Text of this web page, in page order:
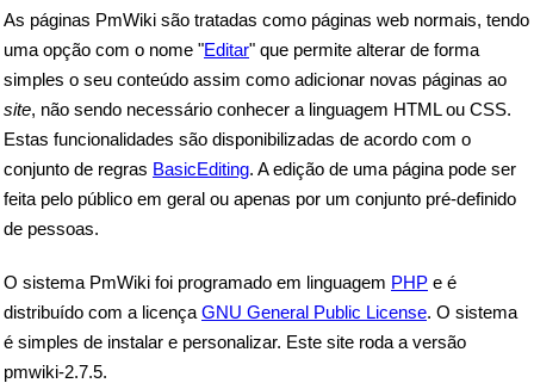
As páginas PmWiki são tratadas como páginas web normais, tendo
uma opção com o nome "Editar" que permite alterar de forma
simples o seu conteúdo assim como adicionar novas páginas ao
site, não sendo necessário conhecer a linguagem HTML ou CSS.
Estas funcionalidades são disponibilizadas de acordo com o
conjunto de regras BasicEditing. A edição de uma página pode ser
feita pelo público em geral ou apenas por um conjunto pré-definido
de pessoas.
O sistema PmWiki foi programado em linguagem PHP e é
distribuído com a licença GNU General Public License. O sistema
é simples de instalar e personalizar. Este site roda a versão
pmwiki-2.7.5.